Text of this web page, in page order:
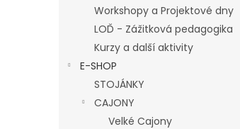
Workshopy a Projektové dny
LOĎ - Zážitková pedagogika
Kurzy a další aktivity
E-SHOP
STOJÁNKY
CAJONY
Velké Cajony